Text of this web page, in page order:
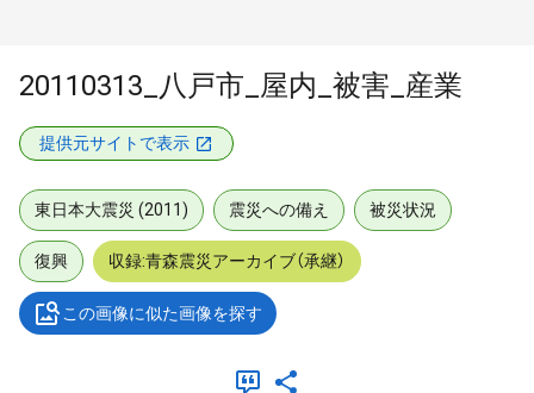
20110313_八戸市_屋内_被害_産業
提供元サイトで表示
東日本大震災 (2011) 震災への備え 被災状況
復興 収録:青森震災アーカイブ（承継）
この画像に似た画像を探す